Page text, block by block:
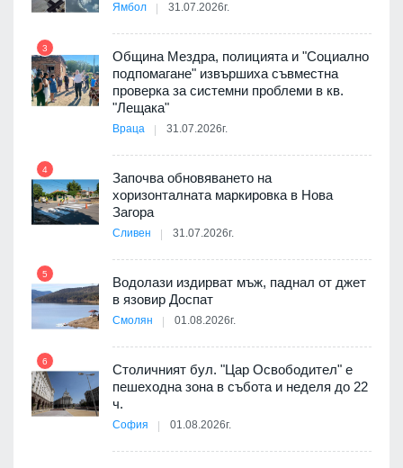
Ямбол 31.07.2026г.
3
Община Мездра, полицията и "Социално
подпомагане" извършиха съвместна
проверка за системни проблеми в кв.
"Лещака"
Враца 31.07.2026г.
4
Започва обновяването на
хоризонталната маркировка в Нова
Загора
Сливен 31.07.2026г.
5
Водолази издирват мъж, паднал от джет
в язовир Доспат
Смолян 01.08.2026г.
6
Столичният бул. "Цар Освободител" е
пешеходна зона в събота и неделя до 22
ч.
София 01.08.2026г.